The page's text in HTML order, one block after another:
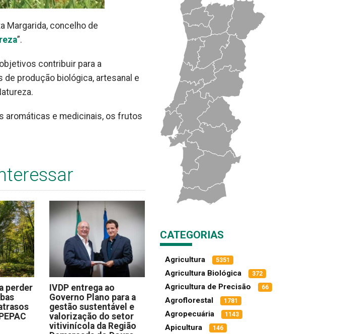
Margarida, concelho de
”.
contribuir para a
produção biológica, artesanal e
aromáticas e medicinais, os frutos
perder
IVDP entrega ao
Governo Plano para a
gestão sustentável e
valorização do setor
vitivinícola da Região
CATEGORIAS
Agricultura 5351
Agricultura Biológica 372
Agricultura de Precisão 66
Agroflorestal 1781
Agropecuária 1143
Apicultura 146